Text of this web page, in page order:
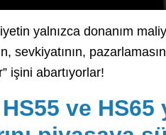
yalnızca donanım
sevkiyatının,
işini abartıyorlar!
ve